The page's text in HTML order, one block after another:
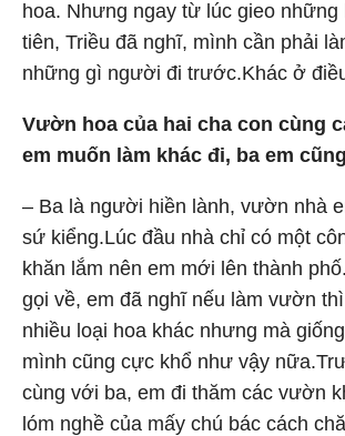
hoa. Nhưng ngay từ lúc gieo những
tiên, Triều đã nghĩ, mình cần phải
những gì người đi trước.Khác ở
Vườn hoa của hai cha con cùng
em muốn làm khác đi, ba em
– Ba là người hiền lành, vườn nhà
sứ kiểng.Lúc đầu nhà chỉ có một
khăn lắm nên em mới lên thành
gọi về, em đã nghĩ nếu làm vườn
nhiều loại hoa khác nhưng mà
mình cũng cực khổ như vậy
cùng với ba, em đi thăm các vườn
lóm nghề của mấy chú bác cách